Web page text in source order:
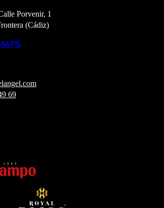
Porvenir, 1
(Cádiz)
69